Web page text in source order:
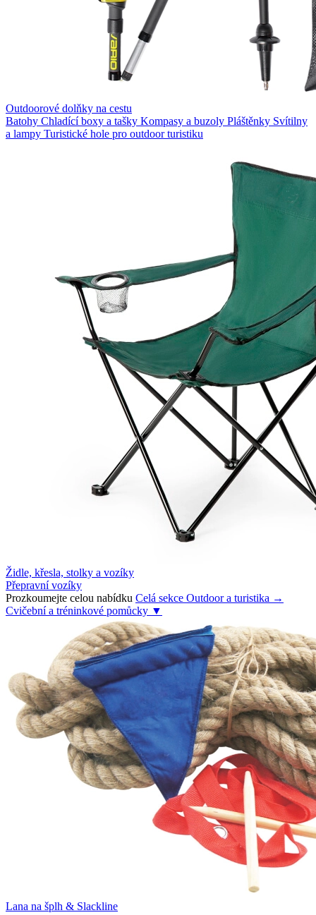
Outdoorové dolňky na cestu
Batohy Chladící boxy a tašky Kompasy a buzoly Pláštěnky Svítilny
a lampy Turistické hole pro outdoor turistiku
Židle, křesla, stolky a vozíky
Přepravní vozíky
Prozkoumejte celou nabídku Celá sekce Outdoor a turistika →
Cvičební a tréninkové pomůcky ▼
Lana na šplh & Slackline